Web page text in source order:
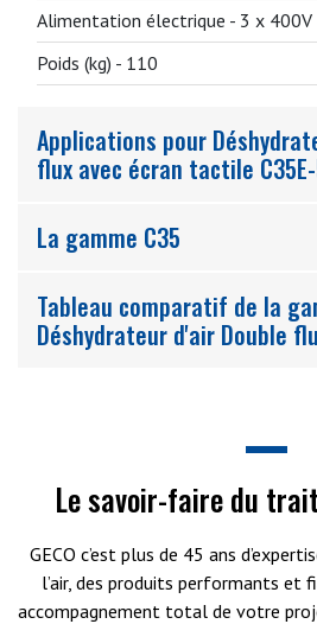
Alimentation électrique - 3 x 400V
Poids (kg) - 110
Applications pour
flux avec écran tactile C35E-
La gamme C35
Tableau comparatif de la
Déshydrateur d'air Double
Le savoir-faire du
GECO c’est plus de 45 ans
l’air, des produits performants et
accompagnement total de votre